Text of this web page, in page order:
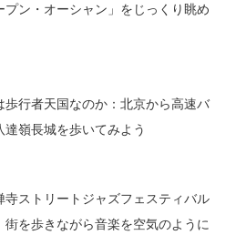
プン・オーシャン」をじっくり眺め
歩行者天国なのか：北京から高速バ
達嶺長城を歩いてみよう
寺ストリートジャズフェスティバル
街を歩きながら音楽を空気のように